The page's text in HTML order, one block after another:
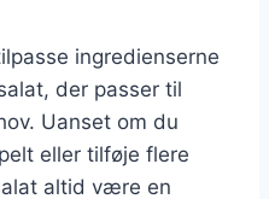
ingredienserne
der passer til
Uanset om du
eller tilføje flere
altid være en